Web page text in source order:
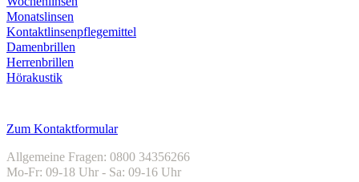
Monatslinsen
Kontaktlinsenpflegemittel
Damenbrillen
Herrenbrillen
Hörakustik
Zum Kontaktformular
Allgemeine Fragen: 0800 34356266
Mo-Fr: 09-18 Uhr - Sa: 09-16 Uhr